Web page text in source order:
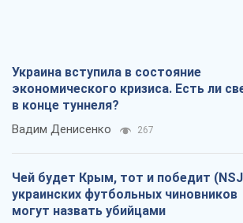
Украина вступила в состояние
экономического кризиса. Есть ли
в конце туннеля?
Вадим Денисенко 267
Чей будет Крым, тот и победит
украинских футбольных чиновников
могут назвать убийцами